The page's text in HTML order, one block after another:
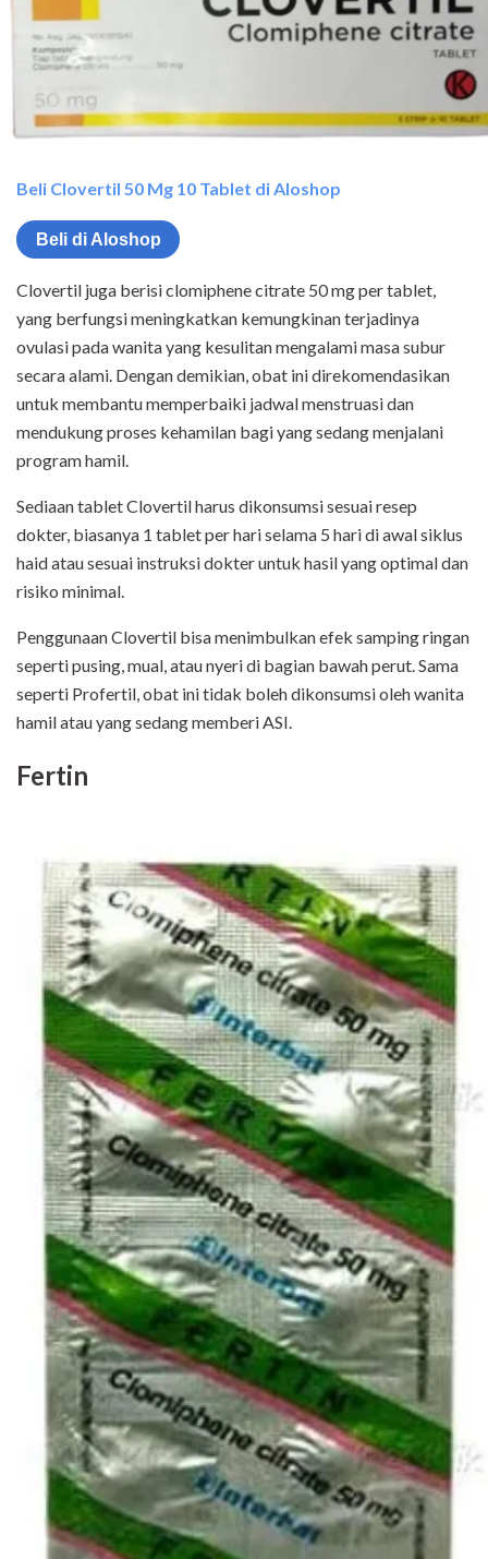
Beli Clovertil 50 Mg 10 Tablet di Aloshop
Beli di Aloshop
Clovertil juga berisi clomiphene citrate 50 mg per tablet,
yang berfungsi meningkatkan kemungkinan terjadinya
ovulasi pada wanita yang kesulitan mengalami masa subur
secara alami. Dengan demikian, obat ini direkomendasikan
untuk membantu memperbaiki jadwal menstruasi dan
mendukung proses kehamilan bagi yang sedang menjalani
program hamil.
Sediaan tablet Clovertil harus dikonsumsi sesuai resep
dokter, biasanya 1 tablet per hari selama 5 hari di awal siklus
haid atau sesuai instruksi dokter untuk hasil yang optimal dan
risiko minimal.
Penggunaan Clovertil bisa menimbulkan efek samping ringan
seperti pusing, mual, atau nyeri di bagian bawah perut. Sama
seperti Profertil, obat ini tidak boleh dikonsumsi oleh wanita
hamil atau yang sedang memberi ASI.
Fertin